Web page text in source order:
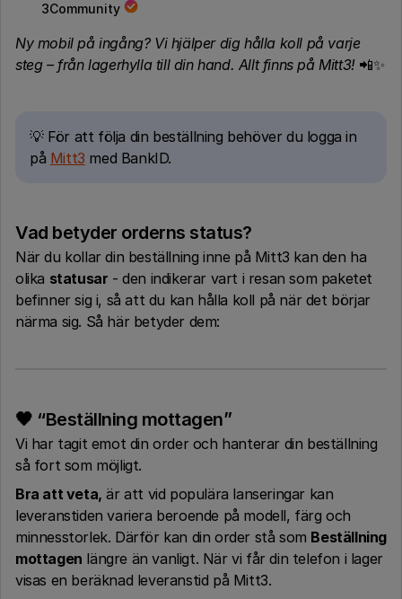
3Community
Ny mobil på ingång? Vi hjälper dig hålla koll på varje
steg – från lagerhylla till din hand. Allt finns på Mitt3!📲✨
💡 För att följa din beställning behöver du logga in
på Mitt3 med BankID.
Vad betyder orderns status?
När du kollar din beställning inne på Mitt3 kan den ha
olika statusar - den indikerar vart i resan som paketet
befinner sig i, så att du kan hålla koll på när det börjar
närma sig. Så här betyder dem:
🖤 “Beställning mottagen”
Vi har tagit emot din order och hanterar din beställning
så fort som möjligt.
Bra att veta, är att vid populära lanseringar kan
leveranstiden variera beroende på modell, färg och
minnesstorlek. Därför kan din order stå som Beställning
mottagen längre än vanligt. När vi får din telefon i lager
visas en beräknad leveranstid på Mitt3.